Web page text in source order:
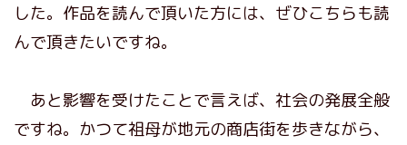
した。作品を読んで頂いた方には、ぜひこちらも読
んで頂きたいですね。
あと影響を受けたことで言えば、社会の発展全般
ですね。かつて祖母が地元の商店街を歩きながら、